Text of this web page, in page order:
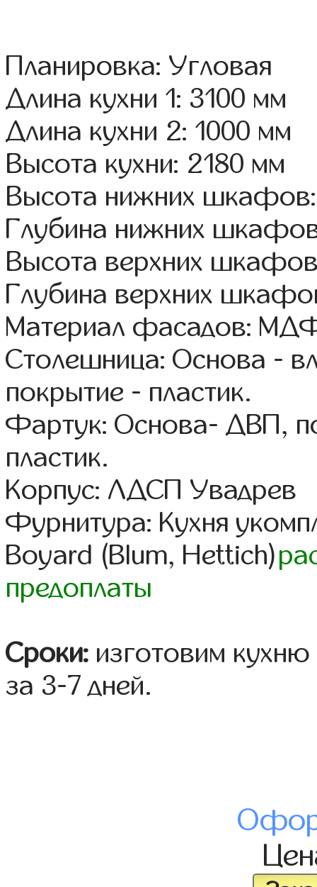
Планировка: Угловая
Длина кухни 1: 3100 мм
Длина кухни 2: 1000 мм
Высота кухни: 2180 мм
Высота нижних
Глубина нижних
Высота верхних
Глубина верхних
Материал фасадов:
Столешница: Основа -
покрытие - пластик.
Фартук: Основа- ДВП,
пластик.
Корпус: ЛДСП Увадрев
Фурнитура: Кухня
Boyard (Blum, Hettich)
предоплаты
Сроки: изготовим
за 3-7 дней.